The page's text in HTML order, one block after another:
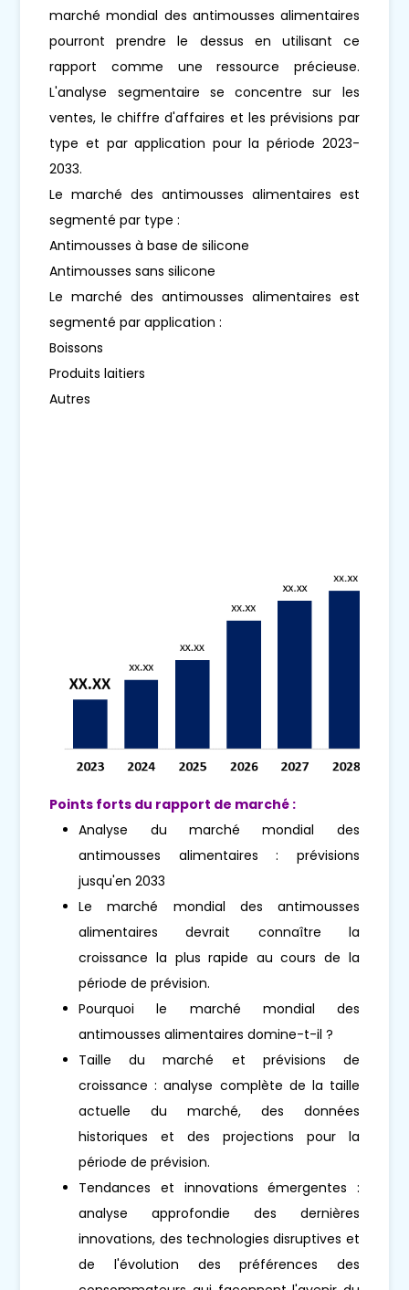
marché mondial des antimousses alimentaires
pourront prendre le dessus en utilisant ce
rapport comme une ressource précieuse.
L'analyse segmentaire se concentre sur les
ventes, le chiffre d'affaires et les prévisions par
type et par application pour la période 2023-
2033.
Le marché des antimousses alimentaires est
segmenté par type :
Antimousses à base de silicone
Antimousses sans silicone
Le marché des antimousses alimentaires est
segmenté par application :
Boissons
Produits laitiers
Autres
Points forts du rapport de marché :
Analyse du marché mondial des
antimousses alimentaires : prévisions
jusqu'en 2033
Le marché mondial des antimousses
alimentaires devrait connaître la
croissance la plus rapide au cours de la
période de prévision.
Pourquoi le marché mondial des
antimousses alimentaires domine-t-il ?
Taille du marché et prévisions de
croissance : analyse complète de la taille
actuelle du marché, des données
historiques et des projections pour la
période de prévision.
Tendances et innovations émergentes :
analyse approfondie des dernières
innovations, des technologies disruptives et
de l'évolution des préférences des